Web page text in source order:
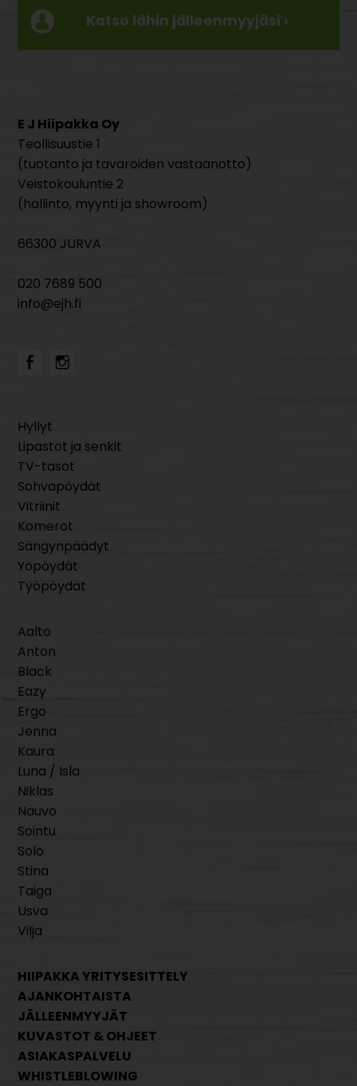
Katso lähin jälleenmyyjäsi ›
E J Hiipakka Oy
Teollisuustie 1
(tuotanto ja tavaroiden vastaanotto)
Veistokouluntie 2
(hallinto, myynti ja showroom)
66300 JURVA
020 7689 500
info@ejh.fi
Hyllyt
Lipastot ja senkit
TV-tasot
Sohvapöydät
Vitriinit
Komerot
Sängynpäädyt
Yöpöydät
Työpöydät
Aalto
Anton
Black
Eazy
Ergo
Jenna
Kaura
Luna / Isla
Niklas
Nauvo
Sointu
Solo
Stina
Taiga
Usva
Vilja
HIIPAKKA YRITYSESITTELY
AJANKOHTAISTA
JÄLLEENMYYJÄT
KUVASTOT & OHJEET
ASIAKASPALVELU
WHISTLEBLOWING